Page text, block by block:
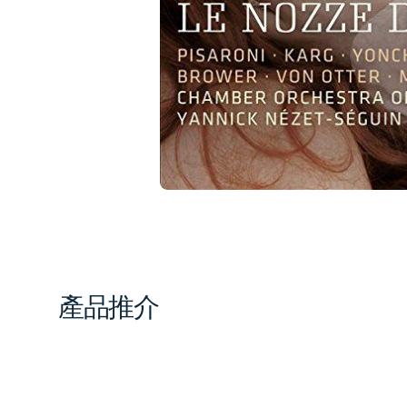
1
產品推介